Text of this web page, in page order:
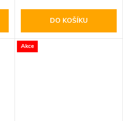
DO KOŠÍKU
Akce